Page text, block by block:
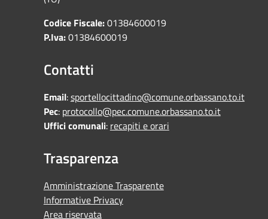
Codice Fiscale:01384600019
P.Iva:01384600019
Contatti
Email:sportellocittadino@comune.orbassano.to.it
Pec: protocollo@pec.comune.orbassano.to.it
Uffici comunali: recapiti e orari
Trasparenza
Amministrazione Trasparente
Informative Privacy
Area riservata